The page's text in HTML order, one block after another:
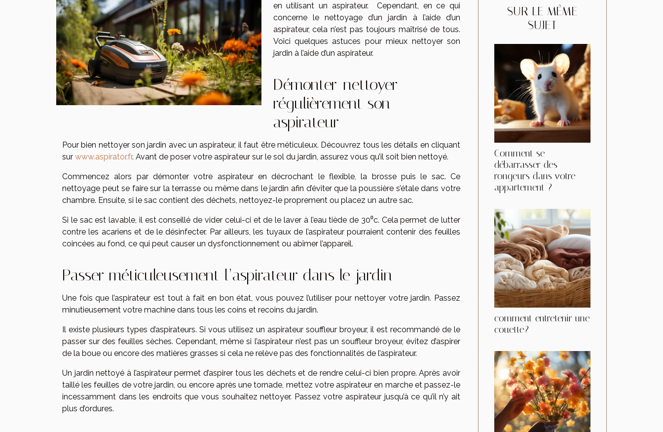
en utilisant un aspirateur. Cependant, en ce qui
concerne le nettoyage d’un jardin à l’aide d’un
aspirateur, cela n’est pas toujours maîtrisé de tous.
Voici quelques astuces pour mieux nettoyer son
jardin à l’aide d’un aspirateur.
Démonter-nettoyer
régulièrement son
aspirateur
Pour bien nettoyer son jardin avec un aspirateur, il faut être méticuleux. Découvrez tous les détails en cliquant
sur www.aspirator.fr. Avant de poser votre aspirateur sur le sol du jardin, assurez vous qu’il soit bien nettoyé.
Commencez alors par démonter votre aspirateur en décrochant le flexible, la brosse puis le sac. Ce
nettoyage peut se faire sur la terrasse ou même dans le jardin afin d’éviter que la poussière s’étale dans votre
chambre. Ensuite, si le sac contient des déchets, nettoyez-le proprement ou placez un autre sac.
Si le sac est lavable, il est conseillé de vider celui-ci et de le laver à l’eau tiède de 30⁰c. Cela permet de lutter
contre les acariens et de le désinfecter. Par ailleurs, les tuyaux de l’aspirateur pourraient contenir des feuilles
coincées au fond, ce qui peut causer un dysfonctionnement ou abîmer l’appareil.
Passer méticuleusement l’aspirateur dans le jardin
Une fois que l’aspirateur est tout à fait en bon état, vous pouvez l’utiliser pour nettoyer votre jardin. Passez
minutieusement votre machine dans tous les coins et recoins du jardin.
Il existe plusieurs types d’aspirateurs. Si vous utilisez un aspirateur souffleur broyeur, il est recommandé de le
passer sur des feuilles sèches. Cependant, même si l’aspirateur n’est pas un souffleur broyeur, évitez d’aspirer
de la boue ou encore des matières grasses si cela ne relève pas des fonctionnalités de l’aspirateur.
Un jardin nettoyé à l’aspirateur permet d’aspirer tous les déchets et de rendre celui-ci bien propre. Après avoir
taillé les feuilles de votre jardin, ou encore après une tornade, mettez votre aspirateur en marche et passez-le
incessamment dans les endroits que vous souhaitez nettoyer. Passez votre aspirateur jusqu’à ce qu’il n’y ait
plus d’ordures.
SUR LE MÊME
SUJET
Comment se
débarrasser des
rongeurs dans votre
appartement ?
comment entretenir une
couette?